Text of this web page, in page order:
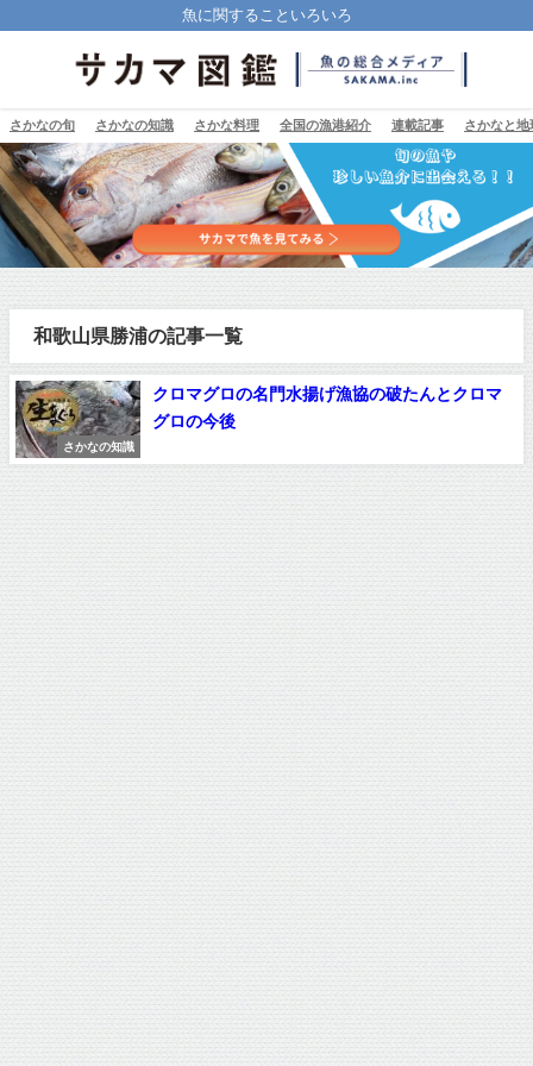
魚に関することいろいろ
さかなの旬 さかなの知識 さかな料理 全国の漁港紹介 連載記事 さかなと地
和歌山県勝浦の記事一覧
さかなの知識
クロマグロの名門水揚げ漁協の破たんとクロマ
グロの今後